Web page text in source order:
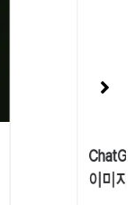
30개, 업무부터